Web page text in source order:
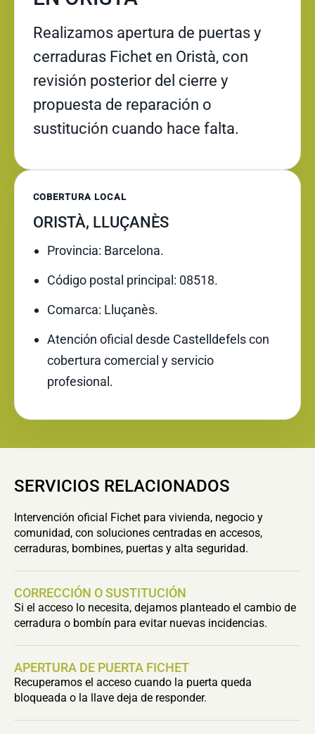
Realizamos apertura de puertas y
cerraduras Fichet en Oristà, con
revisión posterior del cierre y
propuesta de reparación o
sustitución cuando hace falta.
COBERTURA LOCAL
ORISTÀ, LLUÇANÈS
Provincia: Barcelona.
Código postal principal: 08518.
Comarca: Lluçanès.
Atención oficial desde Castelldefels con
cobertura comercial y servicio
profesional.
SERVICIOS RELACIONADOS
Intervención oficial Fichet para vivienda, negocio y
comunidad, con soluciones centradas en accesos,
cerraduras, bombines, puertas y alta seguridad.
CORRECCIÓN O SUSTITUCIÓN
Si el acceso lo necesita, dejamos planteado el cambio de
cerradura o bombín para evitar nuevas incidencias.
APERTURA DE PUERTA FICHET
Recuperamos el acceso cuando la puerta queda
bloqueada o la llave deja de responder.